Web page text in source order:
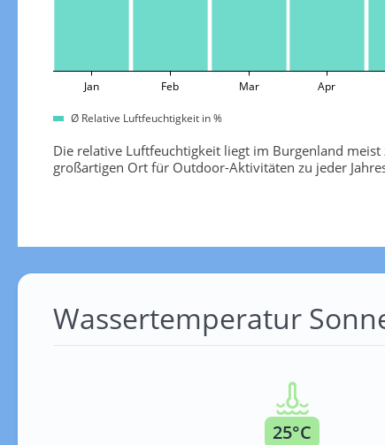
Jan Feb Mar Apr
Ø Relative Luftfeuchtigkeit in %
Die relative Luftfeuchtigkeit liegt im Burgenland
großartigen Ort für Outdoor-Aktivitäten zu jeder
Wassertemperatur
25°C